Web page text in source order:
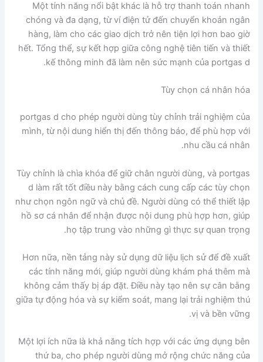
Một tính năng nổi bật khác là hỗ trợ thanh toán nhanh
chóng và đa dạng, từ ví điện tử đến chuyển khoản ngân
hàng, làm cho các giao dịch trở nên tiện lợi hơn bao giờ
hết. Tổng thể, sự kết hợp giữa công nghệ tiên tiến và thiết
kế thông minh đã làm nên sức mạnh của portgas d.
Tùy chọn cá nhân hóa
portgas d cho phép người dùng tùy chỉnh trải nghiệm của
mình, từ nội dung hiển thị đến thông báo, để phù hợp với
nhu cầu cá nhân.
Tùy chỉnh là chìa khóa để giữ chân người dùng, và portgas
d làm rất tốt điều này bằng cách cung cấp các tùy chọn
như chọn ngôn ngữ và chủ đề. Người dùng có thể thiết lập
hồ sơ cá nhân để nhận được nội dung phù hợp hơn, giúp
họ tập trung vào những gì thực sự quan trọng.
Hơn nữa, nền tảng này sử dụng dữ liệu lịch sử để đề xuất
các tính năng mới, giúp người dùng khám phá thêm mà
không cảm thấy bị áp đặt. Điều này tạo nên sự cân bằng
giữa tự động hóa và sự kiểm soát, mang lại trải nghiệm thú
vị và bền vững.
Một lợi ích nữa là khả năng tích hợp với các ứng dụng bên
thứ ba, cho phép người dùng mở rộng chức năng của